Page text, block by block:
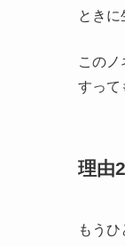
ときに
この
すって
理由
もう